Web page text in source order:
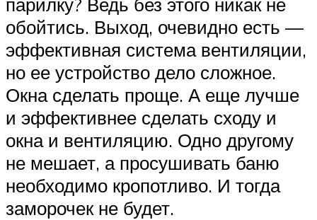
обойтись. Выход, очевидно есть —
эффективная система вентиляции,
но ее устройство дело сложное.
Окна сделать проще. А еще лучше
и эффективнее сделать сходу и
окна и вентиляцию. Одно другому
не мешает, а просушивать баню
необходимо кропотливо. И тогда
заморочек не будет.